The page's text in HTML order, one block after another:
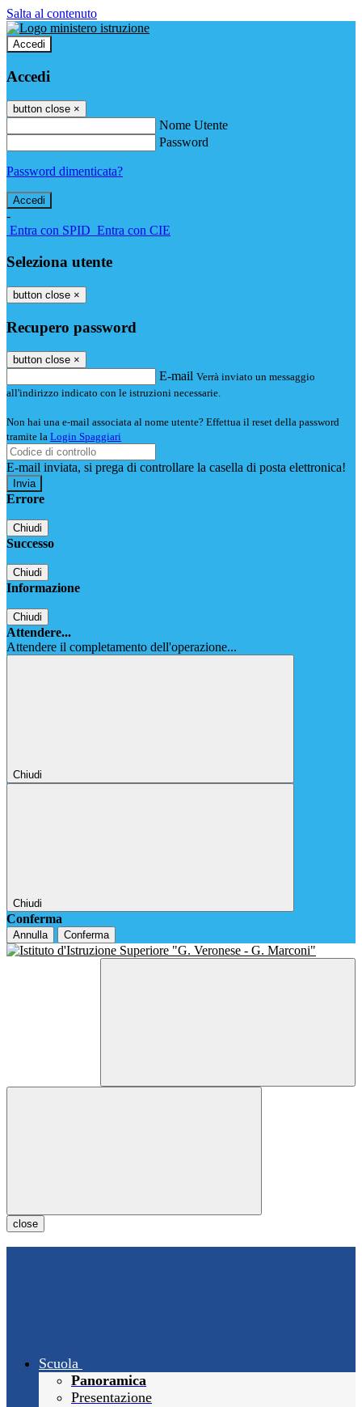
Salta al contenuto
Accedi
Accedi
button close ×
Nome Utente
Password
Password dimenticata?
-
Entra con SPID Entra con CIE
Seleziona utente
button close ×
Recupero password
button close ×
E-mail Verrà inviato un messaggio
all'indirizzo indicato con le istruzioni necessarie.
Non hai una e-mail associata al nome utente? Effettua il reset della password
tramite la Login Spaggiari
E-mail inviata, si prega di controllare la casella di posta elettronica!
Errore
Chiudi
Successo
Chiudi
Informazione
Chiudi
Attendere...
Attendere il completamento dell'operazione...
Chiudi
Chiudi
Conferma
Annulla Conferma
close
Scuola
Panoramica
Presentazione